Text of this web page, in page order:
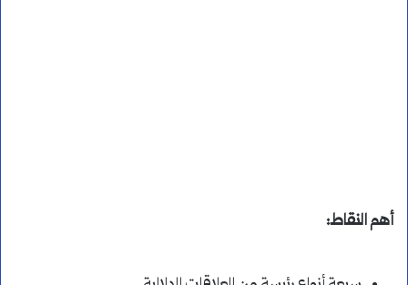
أهم النقاط: